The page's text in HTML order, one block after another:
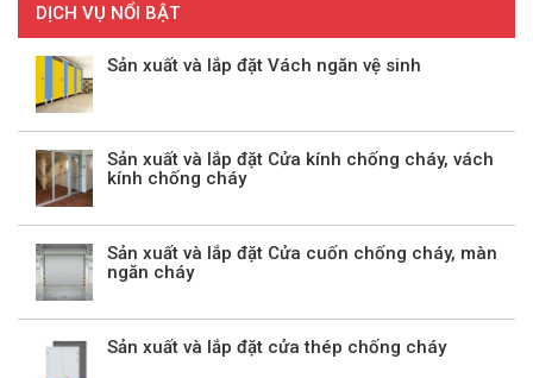
DỊCH VỤ NỔI BẬT
Sản xuất và lắp đặt Vách ngăn vệ sinh
Sản xuất và lắp đặt Cửa kính chống cháy, vách
kính chống cháy
Sản xuất và lắp đặt Cửa cuốn chống cháy, màn
ngăn cháy
Sản xuất và lắp đặt cửa thép chống cháy